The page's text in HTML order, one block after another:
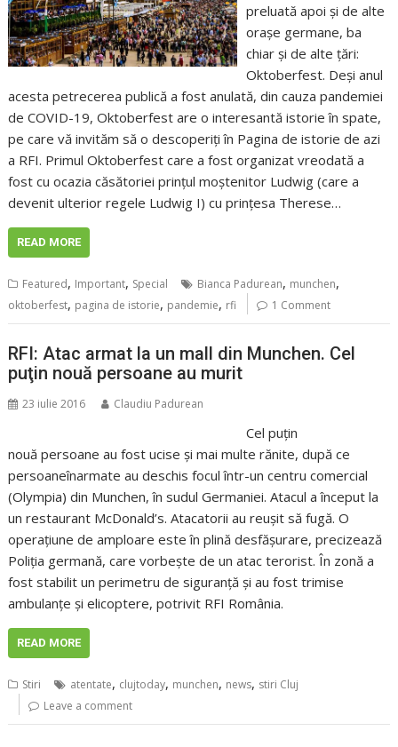
preluată apoi și de alte
orașe germane, ba
chiar și de alte țări:
Oktoberfest. Deși anul
acesta petrecerea publică a fost anulată, din cauza pandemiei
de COVID-19, Oktoberfest are o interesantă istorie în spate,
pe care vă invităm să o descoperiți în Pagina de istorie de azi
a RFI. Primul Oktoberfest care a fost organizat vreodată a
fost cu ocazia căsătoriei prințul moștenitor Ludwig (care a
devenit ulterior regele Ludwig I) cu prințesa Therese…
READ MORE
Featured, Important, Special Bianca Padurean, munchen,
oktoberfest, pagina de istorie, pandemie, rfi 1 Comment
RFI: Atac armat la un mall din Munchen. Cel
puţin nouă persoane au murit
23 iulie 2016 Claudiu Padurean
Cel puţin
nouă persoane au fost ucise şi mai multe rănite, după ce
persoaneînarmate au deschis focul într-un centru comercial
(Olympia) din Munchen, în sudul Germaniei. Atacul a început la
un restaurant McDonald’s. Atacatorii au reuşit să fugă. O
operaţiune de amploare este în plină desfăşurare, precizează
Poliţia germană, care vorbeşte de un atac terorist. În zonă a
fost stabilit un perimetru de siguranţă şi au fost trimise
ambulanţe şi elicoptere, potrivit RFI România.
READ MORE
Stiri atentate, clujtoday, munchen, news, stiri Cluj
Leave a comment